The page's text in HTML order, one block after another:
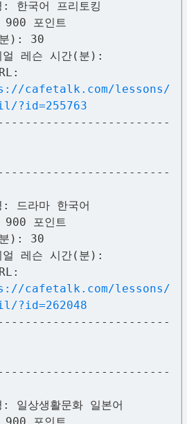
: 한국어 프리토킹
900 포인트
): 30
얼 레슨 시간(분):
cafetalk.com/lessons/
?id=255763
: 드라마 한국어
900 포인트
): 30
얼 레슨 시간(분):
cafetalk.com/lessons/
?id=262048
: 일상생활문화 일본어